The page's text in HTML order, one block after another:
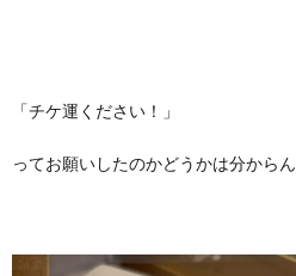
「チケ運ください！」
ってお願いしたのかどうかは分からん